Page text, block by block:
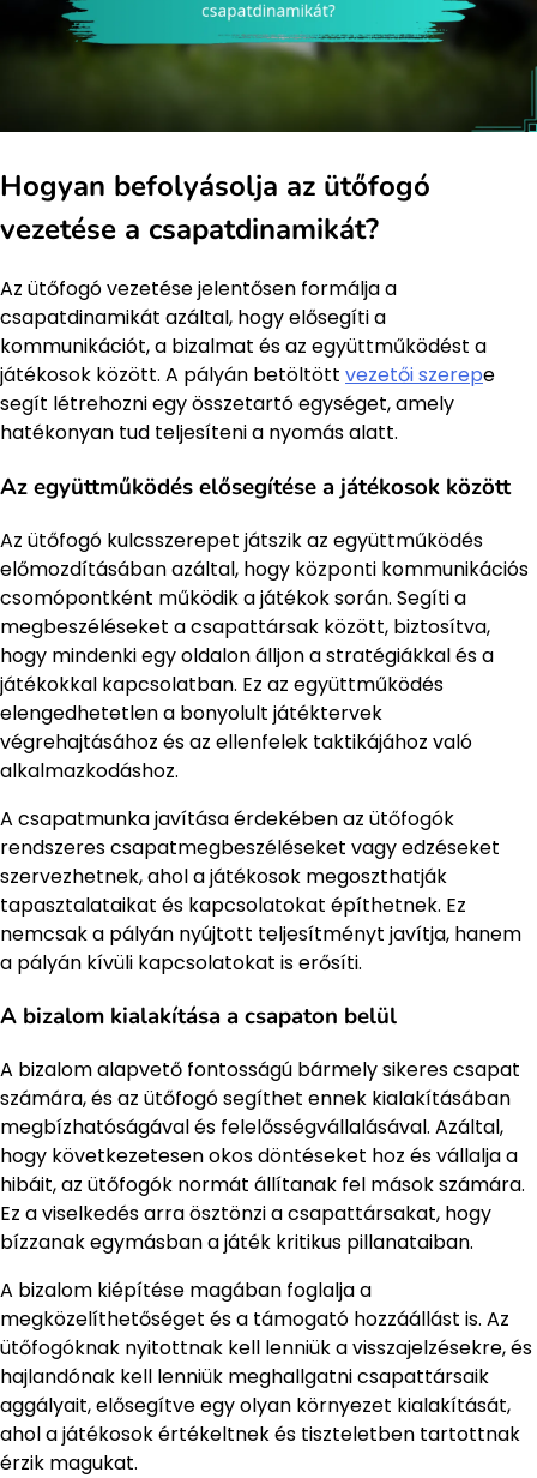
Hogyan befolyásolja az ütőfogó
vezetése a csapatdinamikát?
Az ütőfogó vezetése jelentősen formálja a
csapatdinamikát azáltal, hogy elősegíti a
kommunikációt, a bizalmat és az együttműködést a
játékosok között. A pályán betöltött vezetői szerepe
segít létrehozni egy összetartó egységet, amely
hatékonyan tud teljesíteni a nyomás alatt.
Az együttműködés elősegítése a játékosok között
Az ütőfogó kulcsszerepet játszik az együttműködés
előmozdításában azáltal, hogy központi kommunikációs
csomópontként működik a játékok során. Segíti a
megbeszéléseket a csapattársak között, biztosítva,
hogy mindenki egy oldalon álljon a stratégiákkal és a
játékokkal kapcsolatban. Ez az együttműködés
elengedhetetlen a bonyolult játéktervek
végrehajtásához és az ellenfelek taktikájához való
alkalmazkodáshoz.
A csapatmunka javítása érdekében az ütőfogók
rendszeres csapatmegbeszéléseket vagy edzéseket
szervezhetnek, ahol a játékosok megoszthatják
tapasztalataikat és kapcsolatokat építhetnek. Ez
nemcsak a pályán nyújtott teljesítményt javítja, hanem
a pályán kívüli kapcsolatokat is erősíti.
A bizalom kialakítása a csapaton belül
A bizalom alapvető fontosságú bármely sikeres csapat
számára, és az ütőfogó segíthet ennek kialakításában
megbízhatóságával és felelősségvállalásával. Azáltal,
hogy következetesen okos döntéseket hoz és vállalja a
hibáit, az ütőfogók normát állítanak fel mások számára.
Ez a viselkedés arra ösztönzi a csapattársakat, hogy
bízzanak egymásban a játék kritikus pillanataiban.
A bizalom kiépítése magában foglalja a
megközelíthetőséget és a támogató hozzáállást is. Az
ütőfogóknak nyitottnak kell lenniük a visszajelzésekre, és
hajlandónak kell lenniük meghallgatni csapattársaik
aggályait, elősegítve egy olyan környezet kialakítását,
ahol a játékosok értékeltnek és tiszteletben tartottnak
érzik magukat.